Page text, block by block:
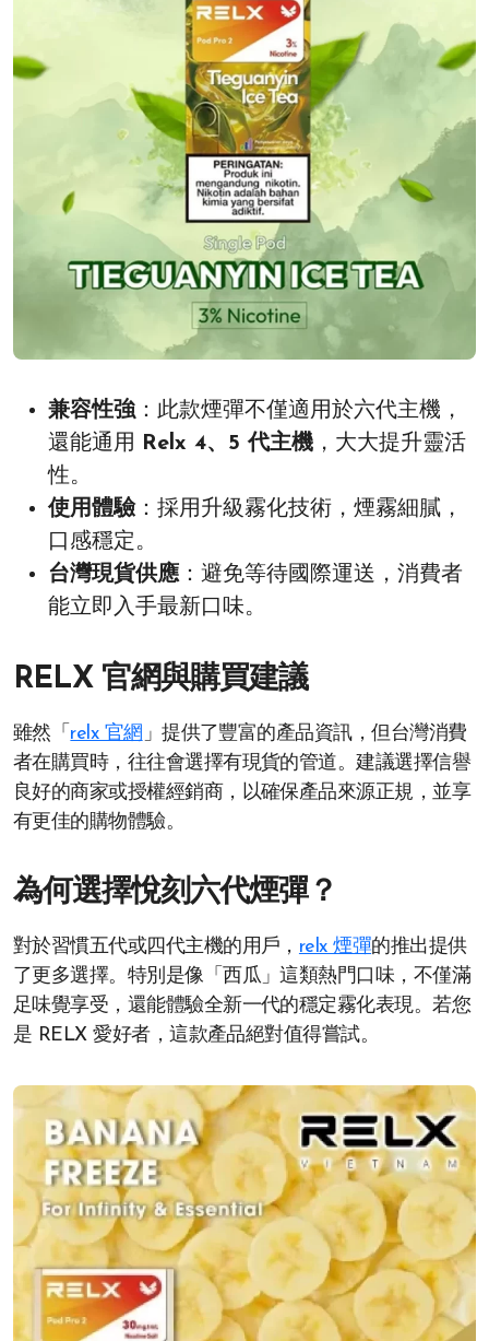
兼容性強：此款煙彈不僅適用於六代主機，
還能通用 Relx 4、5 代主機 ，大大提升靈活
性。
使用體驗：採用升級霧化技術，煙霧細膩，
口感穩定。
台灣現貨供應：避免等待國際運送，消費者
能立即入手最新口味。
RELX 官網與購買建議
雖然「 relx 官網 」提供了豐富的產品資訊，但台灣消費
者在購買時，往往會選擇有現貨的管道。建議選擇信譽
良好的商家或授權經銷商，以確保產品來源正規，並享
有更佳的購物體驗。
為何選擇悅刻六代煙彈？
對於習慣五代或四代主機的用戶， relx 煙彈的推出提供
了更多選擇。特別是像「西瓜」這類熱門口味，不僅滿
足味覺享受，還能體驗全新一代的穩定霧化表現。若您
是 RELX 愛好者，這款產品絕對值得嘗試。